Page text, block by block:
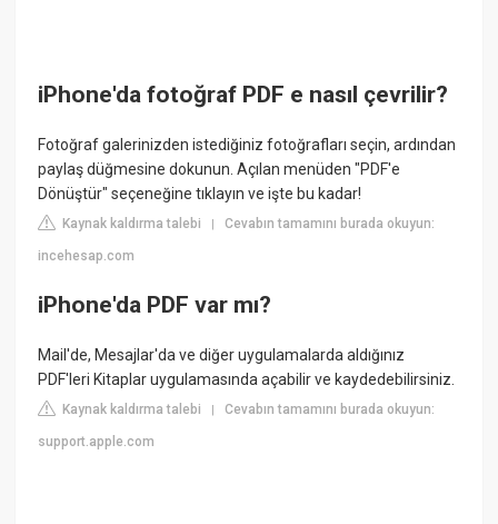
iPhone'da fotoğraf PDF e nasıl çevrilir?
Fotoğraf galerinizden istediğiniz fotoğrafları seçin, ardından
paylaş düğmesine dokunun. Açılan menüden "PDF'e
Dönüştür" seçeneğine tıklayın ve işte bu kadar!
Kaynak kaldırma talebi |Cevabın tamamını burada okuyun:
incehesap.com
iPhone'da PDF var mı?
Mail'de, Mesajlar'da ve diğer uygulamalarda aldığınız
PDF'leri Kitaplar uygulamasında açabilir ve kaydedebilirsiniz.
Kaynak kaldırma talebi |Cevabın tamamını burada okuyun:
support.apple.com